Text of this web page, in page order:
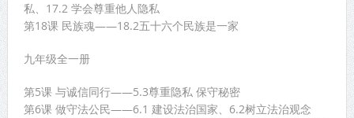
私、17.2 学会尊重他人隐私
第18课 民族魂——18.2五十六个民族是一家
九年级全一册
第5课 与诚信同行——5.3尊重隐私 保守秘密
第6课 做守法公民——6.1 建设法治国家、6.2树立法治观念